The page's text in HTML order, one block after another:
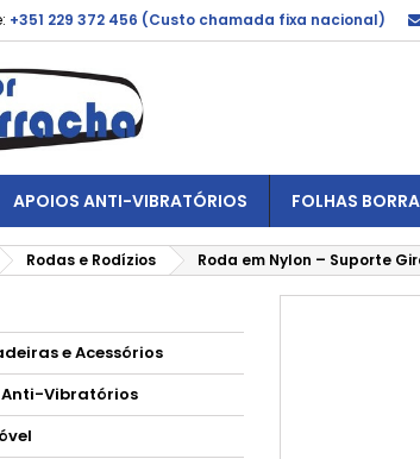
+351 229 372 456 (Custo chamada fixa nacional)
APOIOS ANTI-VIBRATÓRIOS FOLHAS
Rodas e Rodízios Roda em Nylon – Suporte
e Acessórios
Anti-Vibratórios